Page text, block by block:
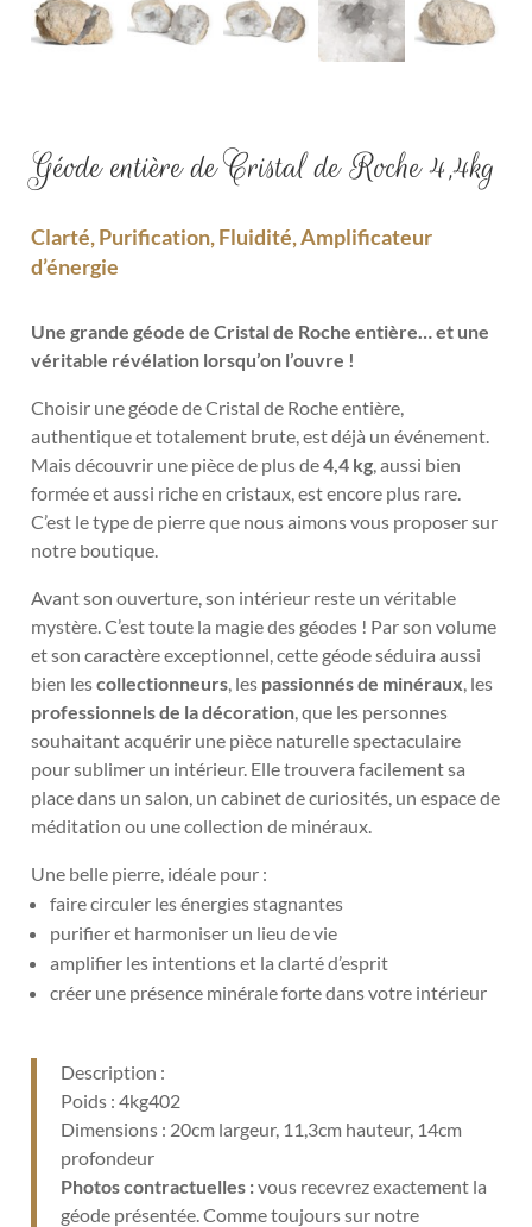
Géode entière de Cristal de Roche 4,4kg
Clarté, Purification, Fluidité, Amplificateur
d’énergie
Une grande géode de Cristal de Roche entière… et une
véritable révélation lorsqu’on l’ouvre !
Choisir une géode de Cristal de Roche entière,
authentique et totalement brute, est déjà un événement.
Mais découvrir une pièce de plus de4,4 kg , aussi bien
formée et aussi riche en cristaux, est encore plus rare.
C’est le type de pierre que nous aimons vous proposer sur
notre boutique.
Avant son ouverture, son intérieur reste un véritable
mystère. C’est toute la magie des géodes ! Par son volume
et son caractère exceptionnel, cette géode séduira aussi
bien lescollectionneurs , les passionnés de minéraux , les
professionnels de la décoration , que les personnes
souhaitant acquérir une pièce naturelle spectaculaire
pour sublimer un intérieur. Elle trouvera facilement sa
place dans un salon, un cabinet de curiosités, un espace de
méditation ou une collection de minéraux.
Une belle pierre, idéale pour :
faire circuler les énergies stagnantes
purifier et harmoniser un lieu de vie
amplifier les intentions et la clarté d’esprit
créer une présence minérale forte dans votre intérieur
Description :
Poids : 4kg402
Dimensions : 20cm largeur, 11,3cm hauteur, 14cm
profondeur
Photos contractuelles :vous recevrez exactement la
géode présentée. Comme toujours sur notre